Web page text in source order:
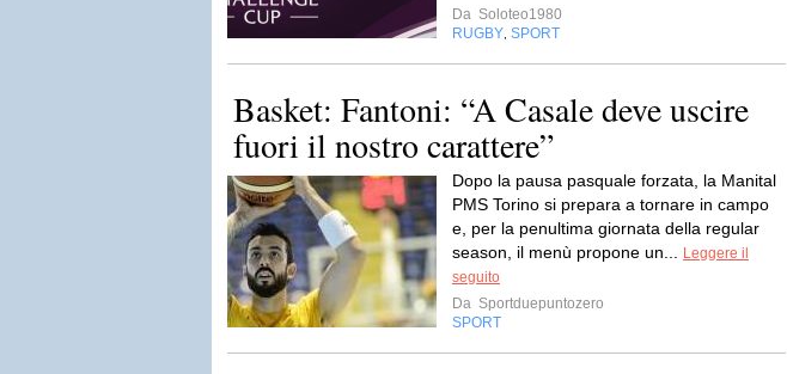
Da Soloteo1980
RUGBY SPORT
Basket: Fantoni: “A Casale deve uscire
fuori il nostro carattere”
Dopo la pausa pasquale forzata, la Manital
PMS Torino si prepara a tornare in campo
e, per la penultima giornata della regular
season, il menù propone un...
Leggere il
seguito
Da Sportduepuntozero
SPORT